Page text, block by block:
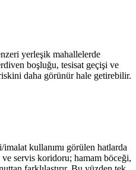
yerleşik mahallelerde
boşluğu, tesisat geçişi ve
daha görünür hale getirebilir.
kullanımı görülen hatlarda
ve servis koridoru; hamam böceği,